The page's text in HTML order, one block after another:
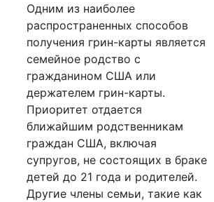
Одним из наиболее
распространенных способов
получения грин-карты является
семейное родство с
гражданином США или
держателем грин-карты.
Приоритет отдается
ближайшим родственникам
граждан США, включая
супругов, не состоящих в браке
детей до 21 года и родителей.
Другие члены семьи, такие как